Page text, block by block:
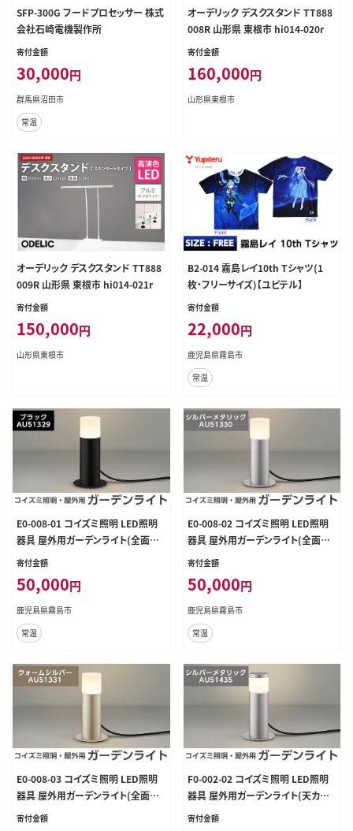
SFP-300G フードプロセッサー 株式
会社石崎電機製作所
寄付金額
30,000円
群馬県沼田市
常温
オーデリック デスクスタンド TT888
008R 山形県 東根市 hi014-020r
寄付金額
160,000円
山形県東根市
オーデリック デスクスタンド TT888
009R 山形県 東根市 hi014-021r
寄付金額
150,000円
山形県東根市
B2-014 霧島レイ10th Tシャツ(1
枚・フリーサイズ)【ユピテル】
寄付金額
22,000円
鹿児島県霧島市
常温
E0-008-01 コイズミ照明 LED照明
器具 屋外用ガーデンライト(全面拡
散タイプ)ブラック【国分電機】
寄付金額
50,000円
鹿児島県霧島市
常温
E0-008-02 コイズミ照明 LED照明
器具 屋外用ガーデンライト(全面拡
散タイプ)シルバーメタリック【国分
寄付金額
50,000円
鹿児島県霧島市
常温
E0-008-03 コイズミ照明 LED照明
器具 屋外用ガーデンライト(全面拡
散タイプ)ウォームシルバー【国分電
寄付金額
F0-002-02 コイズミ照明 LED照明
器具 屋外用ガーデンライト(天カバ
ータイプ)シルバーメタリック【国分
寄付金額